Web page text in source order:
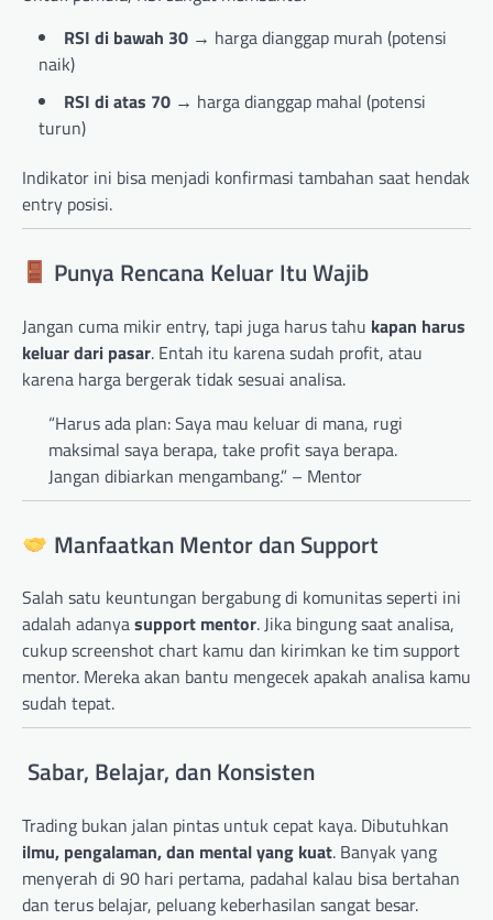
RSI di bawah 30 → harga dianggap murah (potensi
naik)
RSI di atas 70 → harga dianggap mahal (potensi
turun)
Indikator ini bisa menjadi konfirmasi tambahan saat hendak
entry posisi.
Punya Rencana Keluar Itu Wajib
Jangan cuma mikir entry, tapi juga harus tahu kapan harus
keluar dari pasar. Entah itu karena sudah profit, atau
karena harga bergerak tidak sesuai analisa.
“Harus ada plan: Saya mau keluar di mana, rugi
maksimal saya berapa, take profit saya berapa.
Jangan dibiarkan mengambang.” – Mentor
Manfaatkan Mentor dan Support
Salah satu keuntungan bergabung di komunitas seperti ini
adalah adanyasupport mentor. Jika bingung saat analisa,
cukup screenshot chart kamu dan kirimkan ke tim support
mentor. Mereka akan bantu mengecek apakah analisa kamu
sudah tepat.
Sabar, Belajar, dan Konsisten
Trading bukan jalan pintas untuk cepat kaya. Dibutuhkan
ilmu, pengalaman, dan mental yang kuat. Banyak yang
menyerah di 90 hari pertama, padahal kalau bisa bertahan
dan terus belajar, peluang keberhasilan sangat besar.